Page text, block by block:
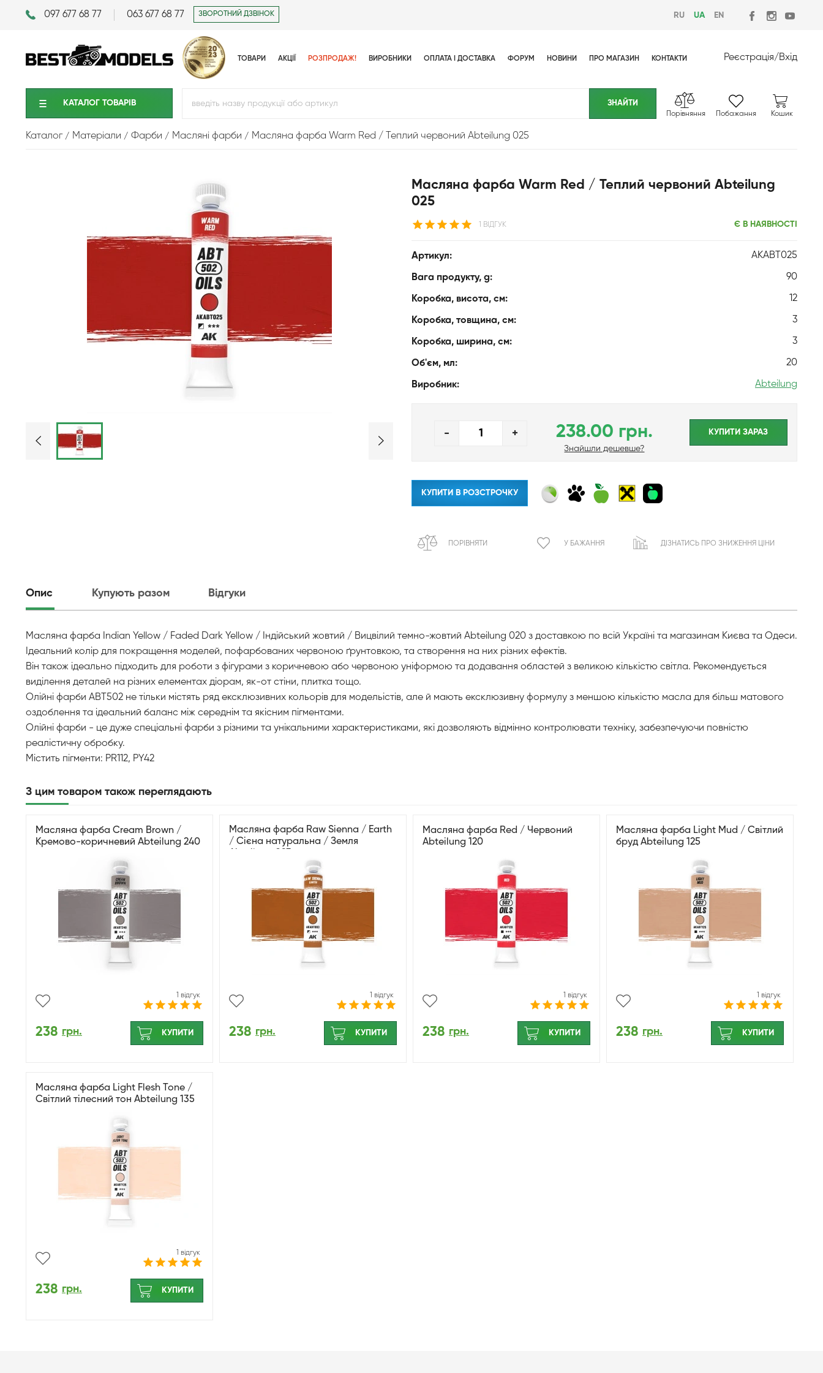
097 677 68 77 063 677 68 77 ЗВОРОТНИЙ ДЗВІНОК RU UA EN
ТОВАРИ АКЦІЇ РОЗПРОДАЖ! ВИРОБНИКИ ОПЛАТА І ДОСТАВКА ФОРУМ НОВИНИ ПРО МАГАЗИН КОНТАКТИ Реєстрація/Вхід
КАТАЛОГ ТОВАРIВ
Порівняння Побажання Кошик
Каталог Матеріали Фарби Масляні фарби Масляна фарба Warm Red / Теплий червоний Abteilung 025
Масляна фарба Warm Red / Теплий червоний Abteilung
025
1 ВІДГУК Є В НАЯВНОСТІ
Артикул: AKABT025
Вага продукту, g: 90
Коробка, висота, см: 12
Коробка, товщина, см: 3
Коробка, ширина, см: 3
Об'єм, мл: 20
Виробник: Abteilung
- + 238.00 грн.
Знайшли дешевше?
КУПИТИ ЗАРАЗ
КУПИТИ В РОЗСТРОЧКУ
ПОРІВНЯТИ У БАЖАННЯ ДІЗНАТИСЬ ПРО ЗНИЖЕННЯ ЦІНИ
Опис Купують разом Відгуки
Масляна фарба Indian Yellow / Faded Dark Yellow / Індійський жовтий / Вицвілий темно-жовтий Abteilung 020 з доставкою по всій Україні та магазинам Києва та Одеси.
Ідеальний колір для покращення моделей, пофарбованих червоною ґрунтовкою, та створення на них різних ефектів.
Він також ідеально підходить для роботи з фігурами з коричневою або червоною уніформою та додавання областей з великою кількістю світла. Рекомендується
виділення деталей на різних елементах діорам, як-от стіни, плитка тощо.
Олійні фарби ABT502 не тільки містять ряд ексклюзивних кольорів для модельістів, але й мають ексклюзивну формулу з меншою кількістю масла для більш матового
оздоблення та ідеальний баланс між середнім та якісним пігментами.
Олійні фарби - це дуже спеціальні фарби з різними та унікальними характеристиками, які дозволяють відмінно контролювати техніку, забезпечуючи повністю
реалістичну обробку.
Містить пігменти: PR112, PY42
З цим товаром також переглядають
Масляна фарба Cream Brown /
Кремово-коричневий Abteilung 240
1 відгук
238 грн. КУПИТИ
Масляна фарба Raw Sienna / Earth
/ Сієна натуральна / Земля
1 відгук
238 грн. КУПИТИ
Масляна фарба Red / Червоний
Abteilung 120
1 відгук
238 грн. КУПИТИ
Масляна фарба Light Mud / Світлий
бруд Abteilung 125
1 відгук
238 грн. КУПИТИ
Масляна фарба Light Flesh Tone /
Світлий тілесний тон Abteilung 135
1 відгук
238 грн. КУПИТИ